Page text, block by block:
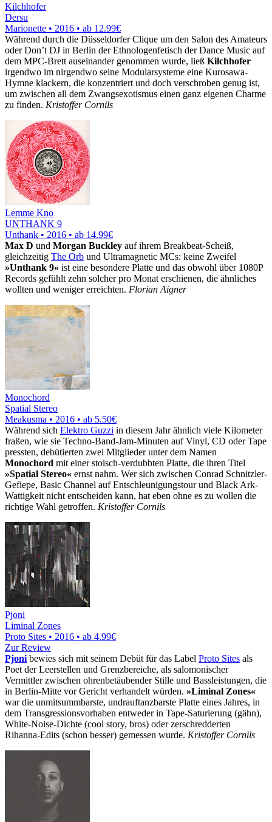
Kilchhofer
Dersu
Marionette • 2016 • ab 12.99€
Während durch die Düsseldorfer Clique um den Salon des Amateurs
oder Don’t DJ in Berlin der Ethnologenfetisch der Dance Music auf
dem MPC-Brett auseinander genommen wurde, ließ Kilchhofer
irgendwo im nirgendwo seine Modularsysteme eine Kurosawa-
Hymne klackern, die konzentriert und doch verschroben genug ist,
um zwischen all dem Zwangsexotismus einen ganz eigenen Charme
zu finden. Kristoffer Cornils
Lemme Kno
UNTHANK 9
Unthank • 2016 • ab 14.99€
Max D und Morgan Buckley auf ihrem Breakbeat-Scheiß,
gleichzeitig The Orb und Ultramagnetic MCs: keine Zweifel
»Unthank 9« ist eine besondere Platte und das obwohl über 1080P
Records gefühlt zehn solcher pro Monat erschienen, die ähnliches
wollten und weniger erreichten. Florian Aigner
Monochord
Spatial Stereo
Meakusma • 2016 • ab 5.50€
Während sich Elektro Guzzi in diesem Jahr ähnlich viele Kilometer
fraßen, wie sie Techno-Band-Jam-Minuten auf Vinyl, CD oder Tape
pressten, debütierten zwei Mitglieder unter dem Namen
Monochord mit einer stoisch-verdubbten Platte, die ihren Titel
»Spatial Stereo« ernst nahm. Wer sich zwischen Conrad Schnitzler-
Gefiepe, Basic Channel auf Entschleunigungstour und Black Ark-
Wattigkeit nicht entscheiden kann, hat eben ohne es zu wollen die
richtige Wahl getroffen. Kristoffer Cornils
Pjoni
Liminal Zones
Proto Sites • 2016 • ab 4.99€
Zur Review
Pjoni bewies sich mit seinem Debüt für das Label Proto Sites als
Poet der Leerstellen und Grenzbereiche, als salomonischer
Vermittler zwischen ohrenbetäubender Stille und Bassleistungen, die
in Berlin-Mitte vor Gericht verhandelt würden. »Liminal Zones«
war die unmitsummbarste, undrauftanzbarste Platte eines Jahres, in
dem Transgressionsvorhaben entweder in Tape-Saturierung (gähn),
White-Noise-Dichte (cool story, bros) oder zerschredderten
Rihanna-Edits (schon besser) gemessen wurde. Kristoffer Cornils